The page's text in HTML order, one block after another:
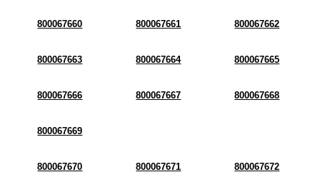
800067660 800067661 800067662
800067663 800067664 800067665
800067666 800067667 800067668
800067669
800067670 800067671 800067672